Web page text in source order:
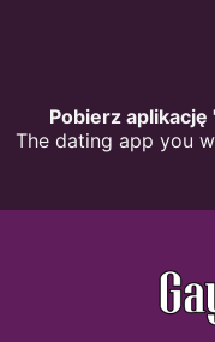
Pobierz
The dating app you